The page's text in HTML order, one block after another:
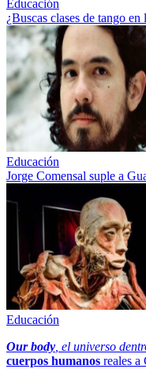
Educación
¿Buscas clases de tango
Educación
Jorge Comensal suple a
Educación
Our body, el universo
cuerpos humanos reales